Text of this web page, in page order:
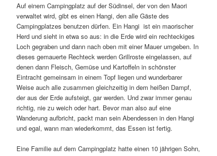
Auf einem Campingplatz auf der Südinsel, der von den Maori
verwaltet wird, gibt es einen Hangi, den alle Gäste des
Campingplatzes benutzen dürfen. Ein Hangi ist ein maorischer
Herd und sieht in etwa so aus: in die Erde wird ein rechteckiges
Loch gegraben und dann nach oben mit einer Mauer umgeben. In
dieses gemauerte Rechteck werden Grillroste eingelassen, auf
denen dann Fleisch, Gemüse und Kartoffeln in schönster
Eintracht gemeinsam in einem Topf liegen und wunderbarer
Weise auch alle zusammen gleichzeitig in dem heißen Dampf,
der aus der Erde aufsteigt, gar werden. Und zwar immer genau
richtig, nie zu weich oder hart. Bevor man also auf eine
Wanderung aufbricht, packt man sein Abendessen in den Hangi
und egal, wann man wiederkommt, das Essen ist fertig.
Eine Familie auf dem Campingplatz hatte einen 10 jährigen Sohn,